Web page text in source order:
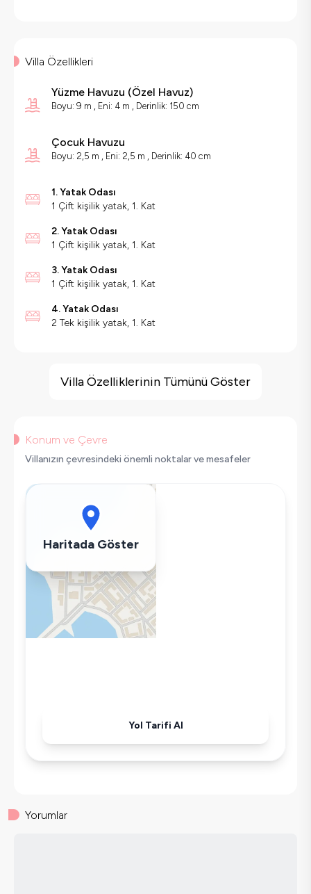
Villa Özellikleri
Yüzme Havuzu (Özel Havuz)
Boyu: 9 m , Eni: 4 m , Derinlik: 150 cm
Çocuk Havuzu
Boyu: 2,5 m , Eni: 2,5 m , Derinlik: 40 cm
1. Yatak Odası
1 Çift kişilik yatak, 1. Kat
2. Yatak Odası
1 Çift kişilik yatak, 1. Kat
3. Yatak Odası
1 Çift kişilik yatak, 1. Kat
4. Yatak Odası
2 Tek kişilik yatak, 1. Kat
Geniş Ailelere Uygun
Bulaşık Makinesi
Çamaşır Makinesi
Klima
Wifi / İnternet
Kettle
Havuz-Bahçe Bakımı
Villa Özelliklerinin Tümünü Göster
Konum ve Çevre
Villanızın çevresindeki önemli noktalar ve mesafeler
Haritada Göster
Yol Tarifi Al
Yorumlar